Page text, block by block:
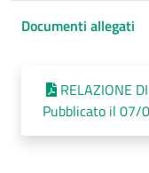
Documenti allegati
RELAZIONE
Pubblicato il 07/